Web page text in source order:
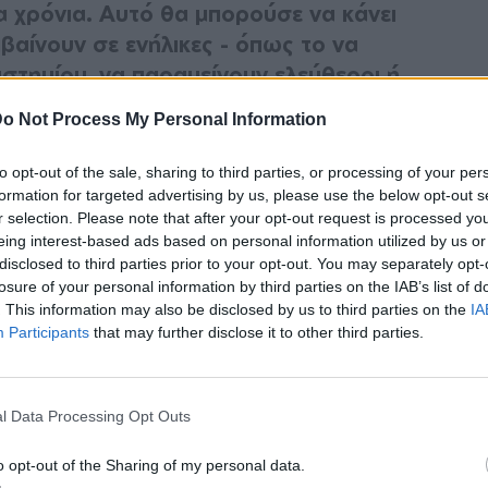
Not Process My Personal Information
opt-out of the sale, sharing to third parties, or processing of your
for targeted advertising by us, please use the below opt-out
selection. Please note that after your opt-out request is processed
interest-based ads based on personal information utilized by us
to third parties prior to your opt-out. You may separately
of your personal information by third parties on the IAB’s list of
This information may also be disclosed by us to third parties on the
Participants that may further disclose it to other third parties.
Data Processing Opt Outs
opt-out of the Sharing of my personal data.
χρόνια. Αυτό θα μπορούσε να κάνει
σε ενήλικες - όπως το να
να παραμείνουν ελεύθεροι ή
επαγγελματική τους πορεία - να
ανάγκες εξελίσσονται και τίποτα δεν
καιρός να αρχίσουμε να θεωρούμε αυτά
από την ηλικία του ατόμου που
από τις επολογές που ίσως κάνουν
σε καμιά περίπτωση δε θα έπρεπε να
να είναι περήφανοι για αυτές.